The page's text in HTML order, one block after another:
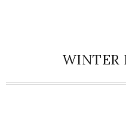
WINTER